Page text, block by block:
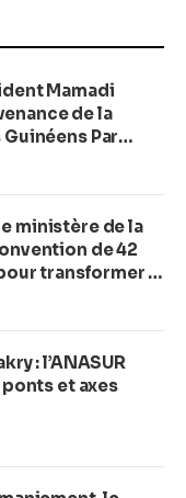
Mamadi
de la
Par
ministère de la
de 42
transformer la
: l’ANASUR
et axes